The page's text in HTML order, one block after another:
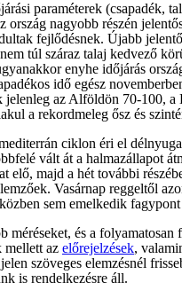
paraméterek
ország nagyobb részén
fejlődésnek. Újabb
túl száraz talaj kedvező
enyhe időjárás
idő egész
az Alföldön 70-100,
a rekordmeleg ősz és
ciklon éri el
vált át a halmazállapot
majd a hét további
Vasárnap reggeltől
sem emelkedik
és a
mellett az előrejelzések,
szöveges elemzésnél
is rendelkezésre áll.